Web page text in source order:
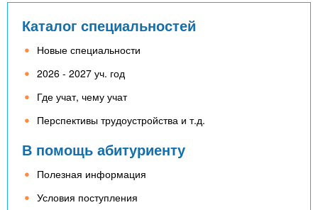
Каталог специальностей
Новые специальности
2026 - 2027 уч. год
Где учат, чему учат
Перспективы трудоустройства и т.д.
В помощь абитуриенту
Полезная информация
Условия поступления